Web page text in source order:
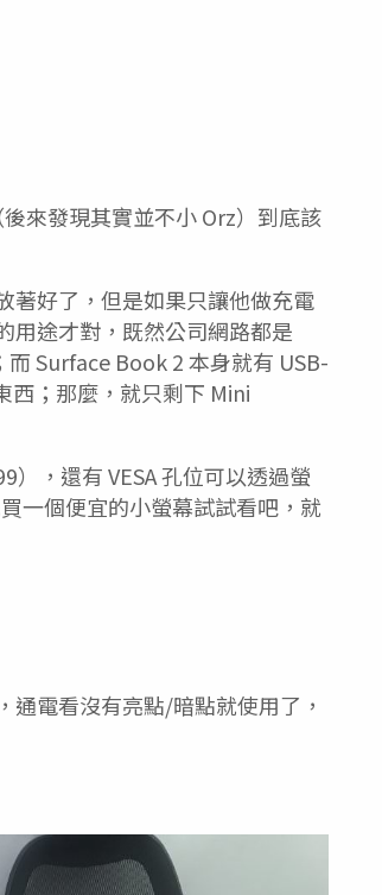
來發現其實並不小 Orz）到底該
著好了，但是如果只讓他做充電
用途才對，既然公司網路都是
Surface Book 2 本身就有 USB-
西；那麼，就只剩下 Mini
，還有 VESA 孔位可以透過螢
一個便宜的小螢幕試試看吧，就
電看沒有亮點/暗點就使用了，